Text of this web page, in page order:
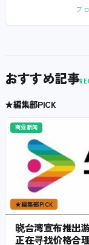
ブ
おすすめ記事
★編集部PICK
商业新闻
★編集部PICK
晓台湾宣布推出
正在寻找价格合